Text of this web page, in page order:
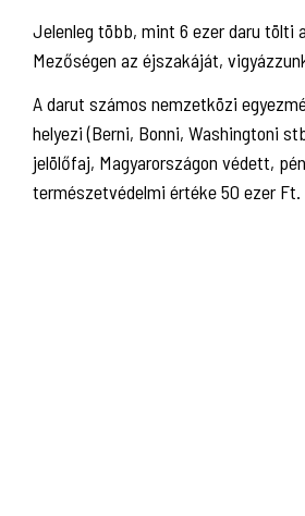
Jelenleg több, mint 6 ezer daru tölti
Mezőségen az éjszakáját,
A darut számos nemzetközi
helyezi (Berni, Bonni, Washingtoni
jelölőfaj, Magyarországon védett,
természetvédelmi értéke 50 ezer Ft.